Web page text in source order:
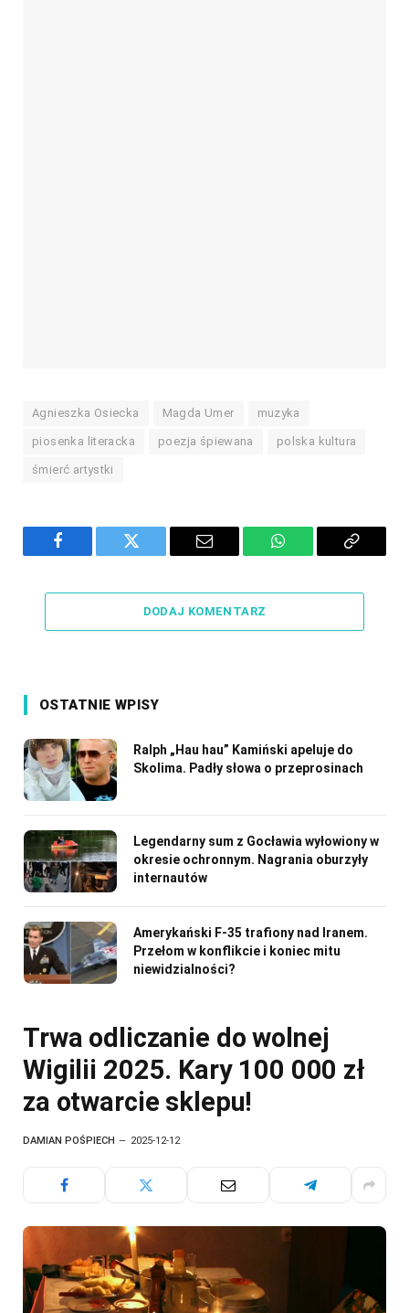
Agnieszka Osiecka Magda Umer muzyka
piosenka literacka poezja śpiewana polska kultura
śmierć artystki
Facebook Twitter Email WhatsAppCopy
DODAJ KOMENTARZ
OSTATNIE WPISY
Ralph „Hau hau” Kamiński apeluje do
Skolima. Padły słowa o przeprosinach
Legendarny sum z Gocławia wyłowiony w
okresie ochronnym. Nagrania oburzyły
internautów
Amerykański F-35 trafiony nad Iranem.
Przełom w konflikcie i koniec mitu
niewidzialności?
Trwa odliczanie do wolnej
Wigilii 2025. Kary 100 000 zł
za otwarcie sklepu!
DAMIAN POŚPIECH 2025-12-12